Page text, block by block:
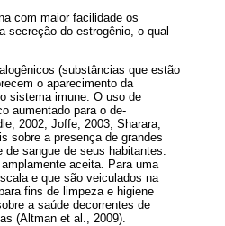
com maior facilidade os
secreção do estro­gênio, o qual
(substâncias que estão
o apareci­mento da
sistema imune. O uso de
aumentado para o de­
2002; Joffe, 2003; Sharara,
sobre a presença de gran­des
sangue de seus habitantes.
aceita. Para uma
e que são veiculados na
fins de limpeza e hi­giene
a saúde decorrentes de
(Altman et al., 2009).